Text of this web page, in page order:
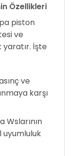
Özellikleri
piston
ve
yaratır. İşte
ve
karşı
uyumluluk